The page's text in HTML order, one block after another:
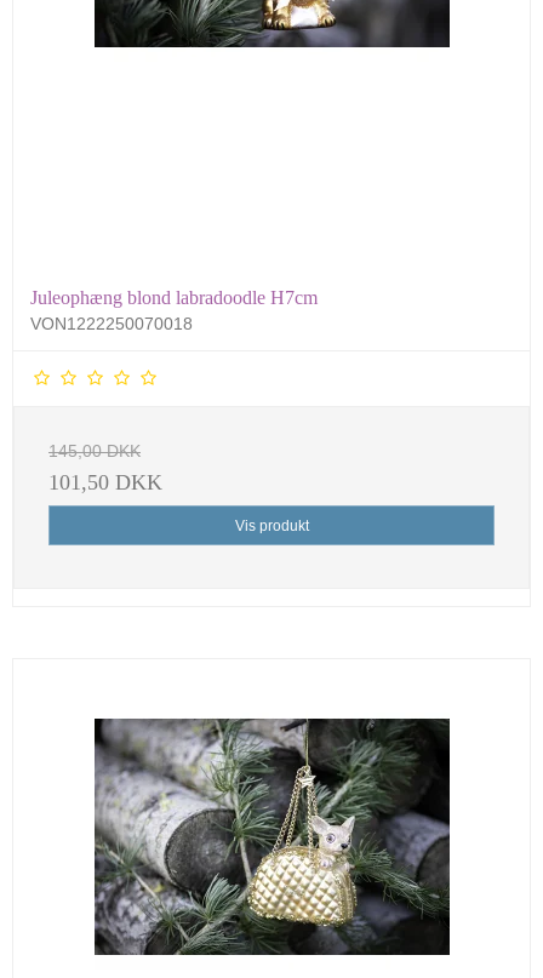
Juleophæng blond labradoodle H7cm
VON1222250070018
145,00 DKK
101,50 DKK
Vis produkt